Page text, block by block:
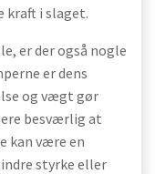
kraft i slaget.
er der også nogle
er dens
og vægt gør
besværlig at
kan være en
styrke eller